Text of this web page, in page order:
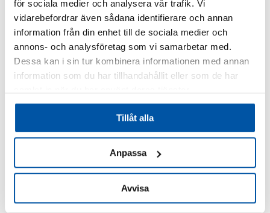
för sociala medier och analysera vår trafik. Vi
vidarebefordrar även sådana identifierare och annan
information från din enhet till de sociala medier och
annons- och analysföretag som vi samarbetar med.
Dessa kan i sin tur kombinera informationen med annan
information som du har tillhandahållit eller som de har
Tillåt alla
Anpassa
Avvisa
SJUKHUS MÄRKN. NITROGEN
245,00kr
SJUKHUS MÄRKN. LUSTGAS
245,00kr